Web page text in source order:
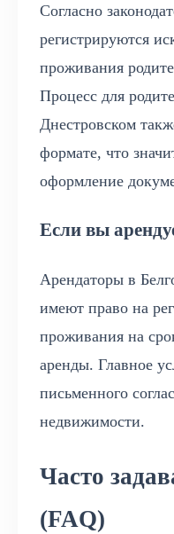
Согласно
регистрируются
проживания
Процесс для
Днестровском
формате, что
оформление
Если вы
Арендаторы в
имеют право на
проживания на
аренды. Главное
письменного
недвижимости.
Часто
(FAQ)